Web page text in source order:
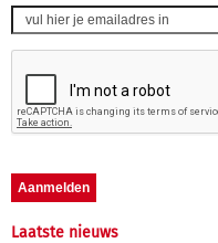
Laatste nieuws